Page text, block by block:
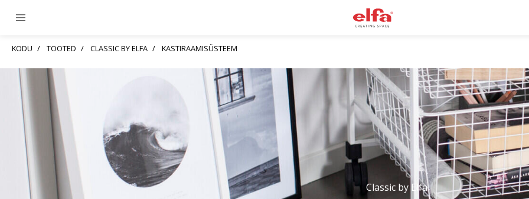
KODU TOOTED CLASSIC BY ELFA KASTIRAAMISÜSTEEM
Classic by Elfa